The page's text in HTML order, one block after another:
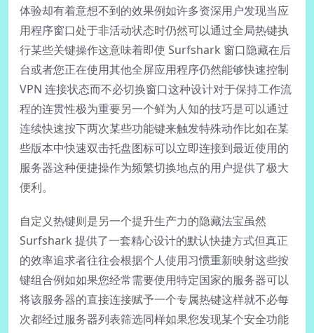
体验却有着意想不到的效果例如许多资深用户发现当应
用程序窗口处于非活动状态时仍然可以通过全局热键执
行某些关键操作这意味着即使 Surfshark 窗口隐藏在后
台或者您正在使用其他全屏应用程序仍然能够快速控制
VPN 连接状态而不必切换窗口这种设计对于保持工作流
程的连贯性极为重要另一个鲜为人知的技巧是可以通过
连续快速按下两次某些功能键来触发特殊动作比如在某
些版本中快速双击托盘图标可以立即连接到最近使用的
服务器这种便捷操作为频繁切换地点的用户提供了极大
便利。
自定义热键则是另一个提升生产力的隐藏法宝虽然
Surfshark 提供了一套精心设计的默认快捷方式但真正
的效率追求者往往会根据个人使用习惯重新映射这些按
键组合例如如果您经常需要使用特定国家的服务器可以
将该服务器的直接连接赋予一个专属热键这样就不必每
次都经过服务器列表筛选同样如果您发现某个安全功能